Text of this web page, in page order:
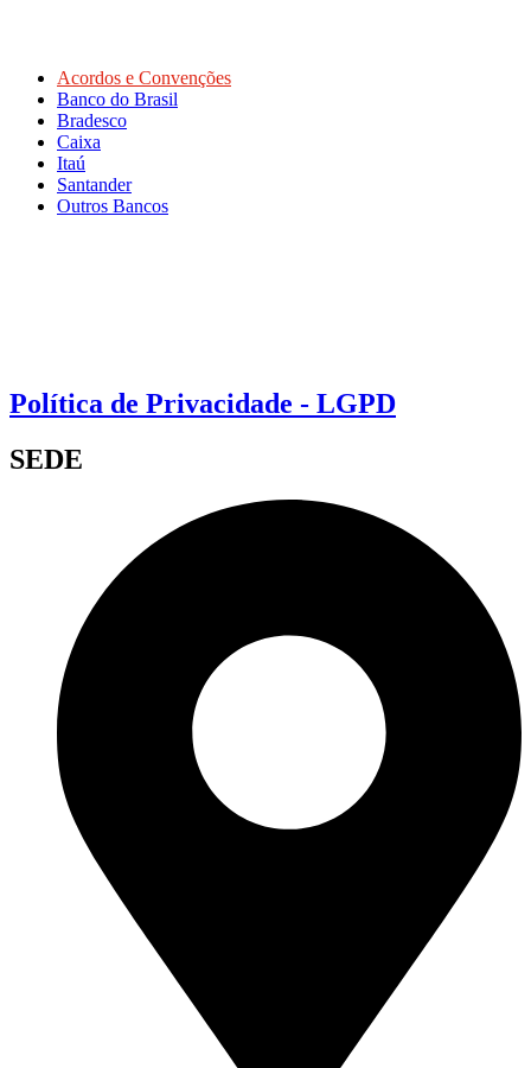
Acordos e Convenções
Banco do Brasil
Bradesco
Caixa
Itaú
Santander
Outros Bancos
Política de Privacidade - LGPD
SEDE